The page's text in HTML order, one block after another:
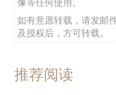
像等任何使用。
如有意愿转载，请发邮
及授权后，方可转载。
推荐阅读